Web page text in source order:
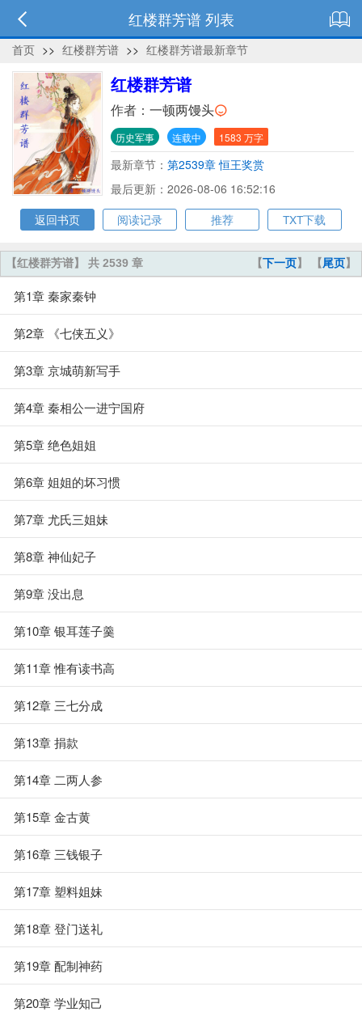
红楼群芳谱 列表
首页 >> 红楼群芳谱 >> 红楼群芳谱最新章节
红楼群芳谱
作者： 一顿两馒头
历史军事 连载中 1583 万字
最新章节： 第2539章 恒王奖赏
最后更新：2026-08-06 16:52:16
返回书页
阅读记录 推荐 TXT下载
【下一页】 【尾页】
【红楼群芳谱】 共 2539 章
第1章 秦家秦钟
第2章 《七侠五义》
第3章 京城萌新写手
第4章 秦相公一进宁国府
第5章 绝色姐姐
第6章 姐姐的坏习惯
第7章 尤氏三姐妹
第8章 神仙妃子
第9章 没出息
第10章 银耳莲子羹
第11章 惟有读书高
第12章 三七分成
第13章 捐款
第14章 二两人参
第15章 金古黄
第16章 三钱银子
第17章 塑料姐妹
第18章 登门送礼
第19章 配制神药
第20章 学业知己